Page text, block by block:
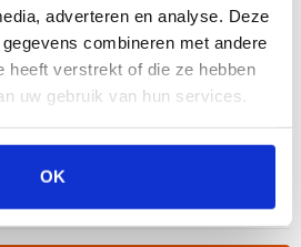
adverteren en analyse. Deze
combineren met andere
heeft verstrekt of die ze hebben
uw gebruik van hun services.
OK
onze winkels
Eindhoven
Groningen